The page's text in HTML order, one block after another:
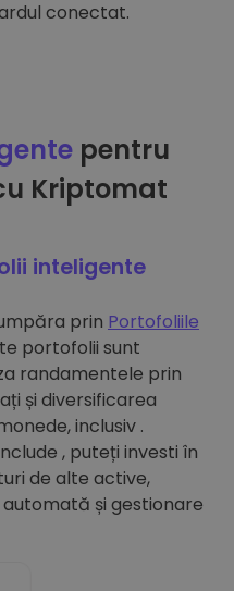
conectat.
pentru
Kriptomat
inteligente
prin Portofoliile
portofolii sunt
randamentele prin
și diversificarea
inclusiv .
, puteți investi în
de alte active,
și gestionare